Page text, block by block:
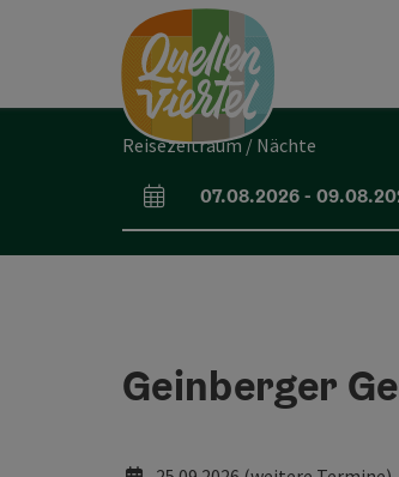
Zum InhaltAccesskey
[0]
Zur NavigationAccesskey
Zum Seitenanfang Accesskey
Reisezeitraum / Nächte
An- und Abreisefelder
07.08.2026-
Geinberger